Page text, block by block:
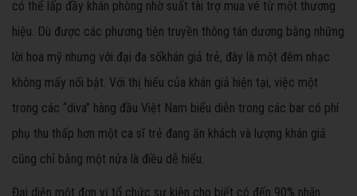
có thể lấp đầy khán phòng nhờ suất tài trợ mua vé từ một thương
hiệu. Dù được các phương tiện truyền thông tán dương bằng những
lời hoa mỹ nhưng với đại đa sốkhán giả trẻ, đây là một đêm nhạc
không mấy nổi bật. Với thị hiếu của khán giả hiện tại, việc một
trong các “diva” hàng đầu Việt Nam biểu diễn trong các bar có phí
phụ thu thấp hơn một ca sĩ trẻ đang ăn khách và lượng khán giả
cũng chỉ bằng một nửa là điều dễ hiểu.
Đại diện một đơn vị tổ chức sự kiện cho biết có đến 90% nhãn